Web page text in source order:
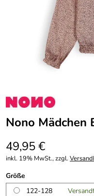
Nono Mädchen
49,95 €
inkl. 19% MwSt., zzgl.
Größe
122-128